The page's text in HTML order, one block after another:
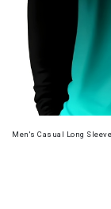
Men's Casual Long